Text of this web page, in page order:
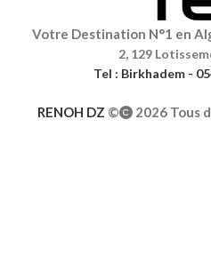
Votre Destination N°1 en
2, 129
Tel : Birkhadem -
RENOH DZ © 2026 Tous